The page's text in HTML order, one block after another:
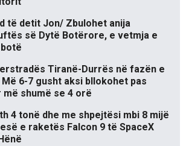
të detit Jon/ Zbulohet anija
së Dytë Botërore, e vetmja e
Tiranë-Durrës në fazën e
Më 6-7 gusht aksi bllokohet pas
shumë se 4 orë
4 tonë dhe me shpejtësi mbi 8 mijë
e raketës Falcon 9 të SpaceX